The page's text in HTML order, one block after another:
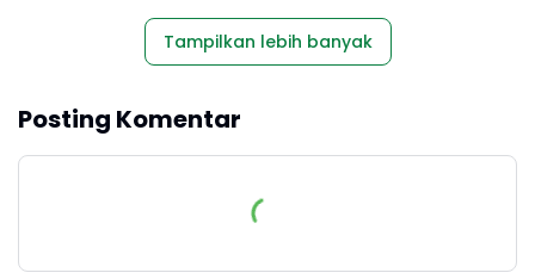
Tampilkan lebih banyak
Posting Komentar